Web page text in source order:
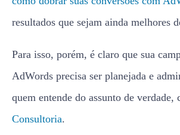
AdWords precisa ser planejada e
quem entende do assunto de verdade,
Consultoria
Nossa equipe é especializada em
com que sua empresa obtenha ótimos